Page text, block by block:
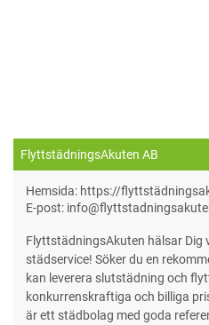
FlyttstädningsAkuten AB
Hemsida: https://
E-post:
FlyttstädningsAkuten hälsar Dig
städservice! Söker du en
kan leverera slutstädning och
konkurrenskraftiga och billiga
är ett städbolag med goda